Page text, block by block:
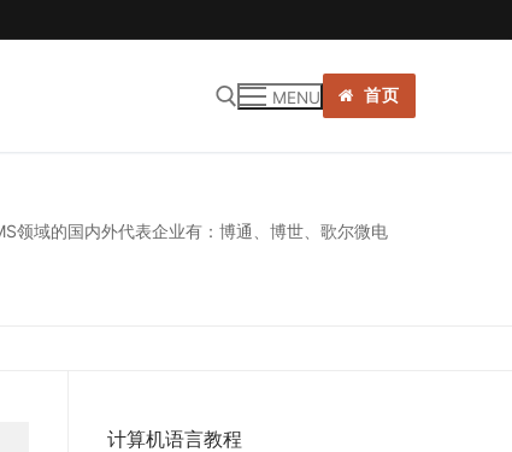
MENU 首页
领域的国内外代表企业有：博通、博世、歌尔微电
计算机语言教程